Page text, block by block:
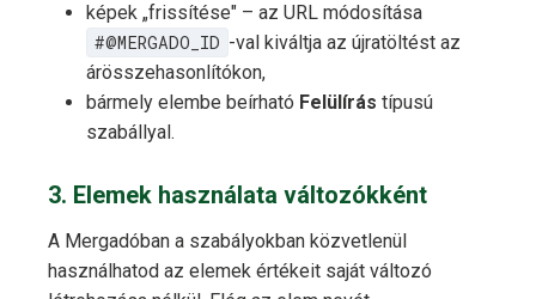
képek „frissítése" – az URL módosítása
#@MERGADO_ID -val kiváltja az újratöltést az
árösszehasonlítókon,
bármely elembe beírható Felülírás típusú
szabállyal.
3. Elemek használata változókként
A Mergadóban a szabályokban közvetlenül
használhatod az elemek értékeit saját változó